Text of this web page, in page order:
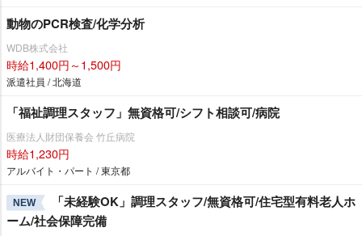
動物のPCR検査/化学分析
WDB株式会社
時給1,400円～1,500円
派遣社員 / 北海道
「福祉調理スタッフ」無資格可/シフト相談可/病院
医療法人財団保養会 竹丘病院
時給1,230円
アルバイト・パート / 東京都
NEW
「未経験OK」調理スタッフ/無資格可/住宅型有料老人ホ
ーム/社会保障完備